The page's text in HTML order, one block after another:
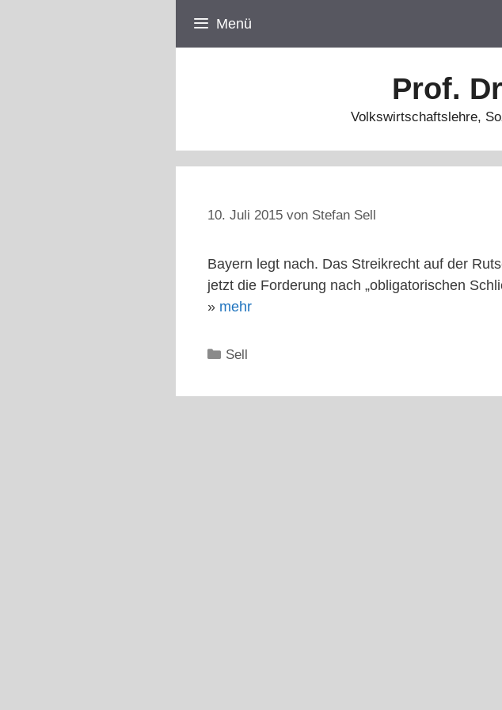
Menü
Prof.
Volkswirtschaftslehre,
10. Juli 2015 von Stefan Sell
Bayern legt nach. Das Streikrecht auf der
jetzt die Forderung nach „obligatorischen
» mehr
Kategorien
Sell